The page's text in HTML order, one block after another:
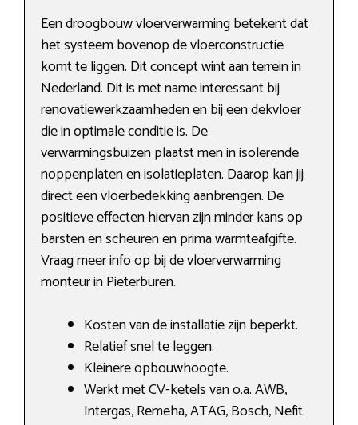
Een droogbouw vloerverwarming betekent dat
het systeem bovenop de vloerconstructie
komt te liggen. Dit concept wint aan terrein in
Nederland. Dit is met name interessant bij
renovatiewerkzaamheden en bij een dekvloer
die in optimale conditie is. De
verwarmingsbuizen plaatst men in isolerende
noppenplaten en isolatieplaten. Daarop kan jij
direct een vloerbedekking aanbrengen. De
positieve effecten hiervan zijn minder kans op
barsten en scheuren en prima warmteafgifte.
Vraag meer info op bij de vloerverwarming
monteur in Pieterburen.
Kosten van de installatie zijn beperkt.
Relatief snel te leggen.
Kleinere opbouwhoogte.
Werkt met CV-ketels van o.a. AWB,
Intergas, Remeha, ATAG, Bosch, Nefit.